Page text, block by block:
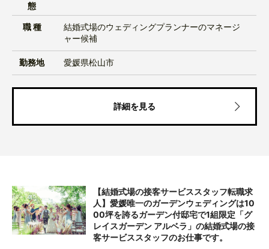
態
職 種
結婚式場のウェディングプランナーのマネージ
ャー候補
勤務地 愛媛県松山市
詳細を見る
【結婚式場の接客サービススタッフ転職求
人】愛媛唯一のガーデンウェディングは10
00坪を誇るガーデン付邸宅で1組限定「グ
レイスガーデン アルベラ」の結婚式場の接
客サービススタッフのお仕事です。